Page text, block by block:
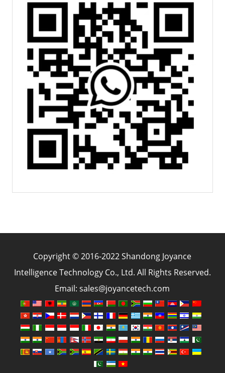
Copyright © 2016-2022 Shandong Joyance
Intelligence Technology Co., Ltd. All Rights Reserved.
Email: sales@joyancetech.com